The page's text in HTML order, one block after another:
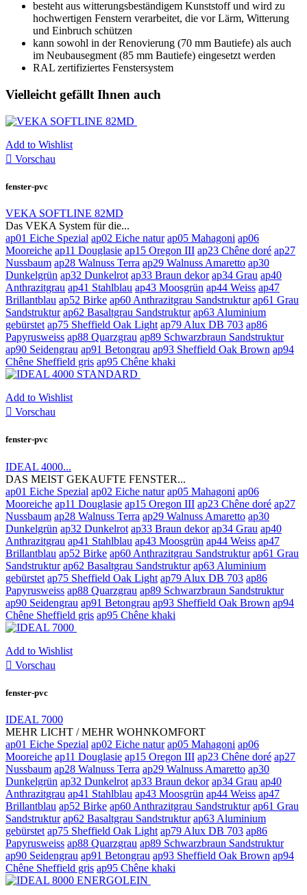
besteht aus witterungsbeständigem Kunststoff und wird zu
hochwertigen Fenstern verarbeitet, die vor Lärm, Witterung
und Einbruch schützen
kann sowohl in der Renovierung (70 mm Bautiefe) als auch
im Neubausegment (85 mm Bautiefe) eingesetzt werden
RAL zertifiziertes Fenstersystem
Vielleicht gefällt Ihnen auch
Add to Wishlist
 Vorschau
fenster-pvc
VEKA SOFTLINE 82MD
Das VEKA System für die...
ap01 Eiche Spezial ap02 Eiche natur ap05 Mahagoni ap06
Mooreiche ap11 Douglasie ap15 Oregon III ap23 Chêne doré ap27
Nussbaum ap28 Walnuss Terra ap29 Walnuss Amaretto ap30
Dunkelgrün ap32 Dunkelrot ap33 Braun dekor ap34 Grau ap40
Anthrazitgrau ap41 Stahlblau ap43 Moosgrün ap44 Weiss ap47
Brillantblau ap52 Birke ap60 Anthrazitgrau Sandstruktur ap61 Grau
Sandstruktur ap62 Basaltgrau Sandstruktur ap63 Aluminium
gebürstet ap75 Sheffield Oak Light ap79 Alux DB 703 ap86
Papyrusweiss ap88 Quarzgrau ap89 Schwarzbraun Sandstruktur
ap90 Seidengrau ap91 Betongrau ap93 Sheffield Oak Brown ap94
Chêne Sheffield gris ap95 Chêne khaki
Add to Wishlist
 Vorschau
fenster-pvc
IDEAL 4000...
DAS MEIST GEKAUFTE FENSTER...
ap01 Eiche Spezial ap02 Eiche natur ap05 Mahagoni ap06
Mooreiche ap11 Douglasie ap15 Oregon III ap23 Chêne doré ap27
Nussbaum ap28 Walnuss Terra ap29 Walnuss Amaretto ap30
Dunkelgrün ap32 Dunkelrot ap33 Braun dekor ap34 Grau ap40
Anthrazitgrau ap41 Stahlblau ap43 Moosgrün ap44 Weiss ap47
Brillantblau ap52 Birke ap60 Anthrazitgrau Sandstruktur ap61 Grau
Sandstruktur ap62 Basaltgrau Sandstruktur ap63 Aluminium
gebürstet ap75 Sheffield Oak Light ap79 Alux DB 703 ap86
Papyrusweiss ap88 Quarzgrau ap89 Schwarzbraun Sandstruktur
ap90 Seidengrau ap91 Betongrau ap93 Sheffield Oak Brown ap94
Chêne Sheffield gris ap95 Chêne khaki
Add to Wishlist
 Vorschau
fenster-pvc
IDEAL 7000
MEHR LICHT / MEHR WOHNKOMFORT
ap01 Eiche Spezial ap02 Eiche natur ap05 Mahagoni ap06
Mooreiche ap11 Douglasie ap15 Oregon III ap23 Chêne doré ap27
Nussbaum ap28 Walnuss Terra ap29 Walnuss Amaretto ap30
Dunkelgrün ap32 Dunkelrot ap33 Braun dekor ap34 Grau ap40
Anthrazitgrau ap41 Stahlblau ap43 Moosgrün ap44 Weiss ap47
Brillantblau ap52 Birke ap60 Anthrazitgrau Sandstruktur ap61 Grau
Sandstruktur ap62 Basaltgrau Sandstruktur ap63 Aluminium
gebürstet ap75 Sheffield Oak Light ap79 Alux DB 703 ap86
Papyrusweiss ap88 Quarzgrau ap89 Schwarzbraun Sandstruktur
ap90 Seidengrau ap91 Betongrau ap93 Sheffield Oak Brown ap94
Chêne Sheffield gris ap95 Chêne khaki